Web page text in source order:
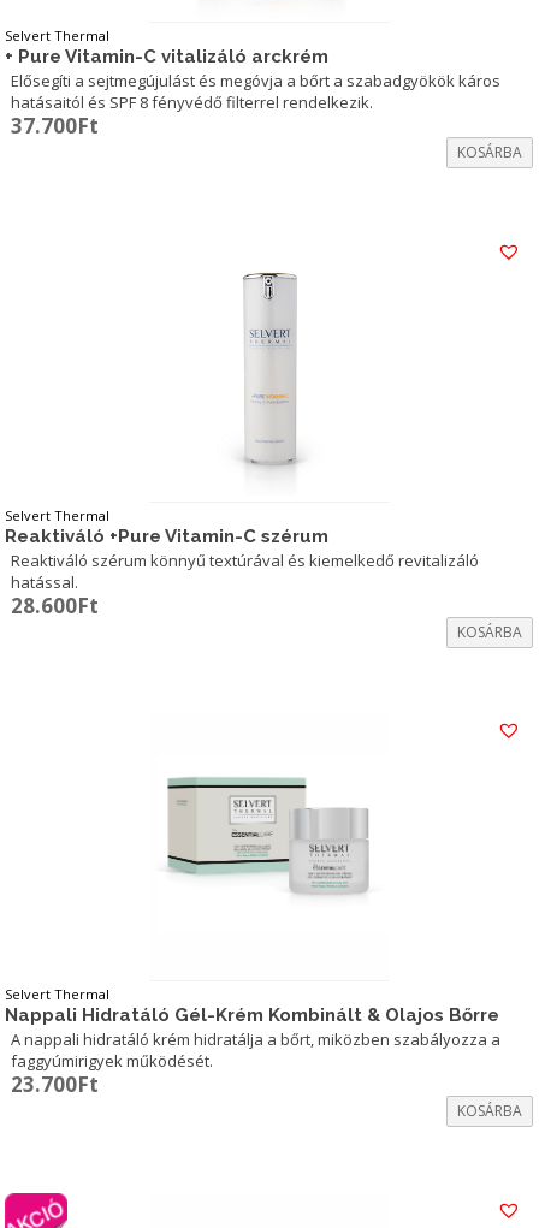
Selvert Thermal
+ Pure Vitamin-C vitalizáló arckrém
Elősegíti a sejtmegújulást és megóvja a bőrt a szabadgyökök káros
hatásaitól és SPF 8 fényvédő filterrel rendelkezik.
37.700Ft
KOSÁRBA
Selvert Thermal
Reaktiváló +Pure Vitamin-C szérum
Reaktiváló szérum könnyű textúrával és kiemelkedő revitalizáló
hatással.
28.600Ft
KOSÁRBA
Selvert Thermal
Nappali Hidratáló Gél-Krém Kombinált & Olajos Bőrre
A nappali hidratáló krém hidratálja a bőrt, miközben szabályozza a
faggyúmirigyek működését.
23.700Ft
KOSÁRBA